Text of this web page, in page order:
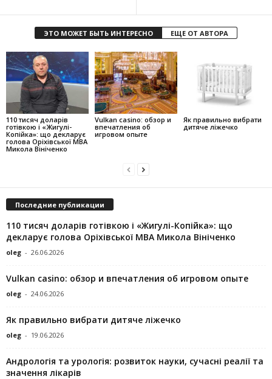
ЭТО МОЖЕТ БЫТЬ ИНТЕРЕСНО ЕЩЕ ОТ АВТОРА
110 тисяч доларів
готівкою і «Жигулі-
Копійка»: що декларує
голова Оріхівської МВА
Микола Вініченко
Vulkan casino: обзор и
впечатления об
игровом опыте
Як правильно вибрати
дитяче ліжечко
Последние публикации
110 тисяч доларів готівкою і «Жигулі-Копійка»: що
декларує голова Оріхівської МВА Микола Вініченко
oleg - 26.06.2026
Vulkan casino: обзор и впечатления об игровом опыте
oleg - 24.06.2026
Як правильно вибрати дитяче ліжечко
oleg - 19.06.2026
Андрологія та урологія: розвиток науки, сучасні реалії та
значення лікарів